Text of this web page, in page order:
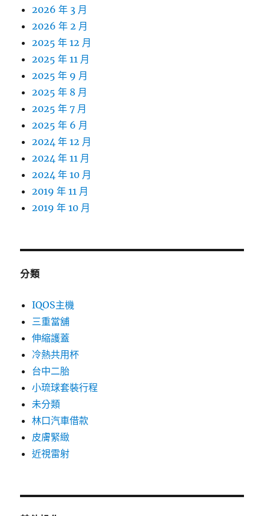
2026 年 3 月
2026 年 2 月
2025 年 12 月
2025 年 11 月
2025 年 9 月
2025 年 8 月
2025 年 7 月
2025 年 6 月
2024 年 12 月
2024 年 11 月
2024 年 10 月
2019 年 11 月
2019 年 10 月
分類
IQOS主機
三重當舖
伸縮護蓋
冷熱共用杯
台中二胎
小琉球套裝行程
未分類
林口汽車借款
皮膚緊緻
近視雷射